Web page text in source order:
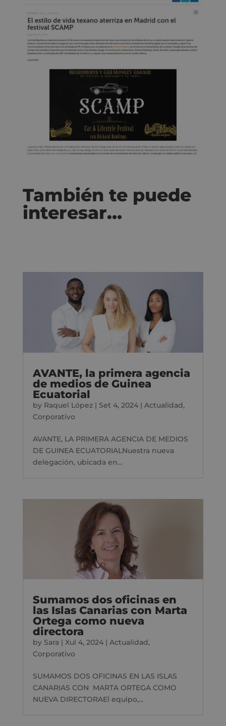
También te puede
interesar…
AVANTE, la primera agencia
de medios de Guinea
Ecuatorial
by Raquel López| Set 4, 2024| Actualidad,
Corporativo
AVANTE, LA PRIMERA AGENCIA DE MEDIOS
DE GUINEA ECUATORIALNuestra nueva
delegación, ubicada en...
Sumamos dos oficinas en
las Islas Canarias con Marta
Ortega como nueva
directora
by Sara | Xul 4, 2024| Actualidad,
Corporativo
SUMAMOS DOS OFICINAS EN LAS ISLAS
CANARIAS CON MARTA ORTEGA COMO
NUEVA DIRECTORAEl equipo,...